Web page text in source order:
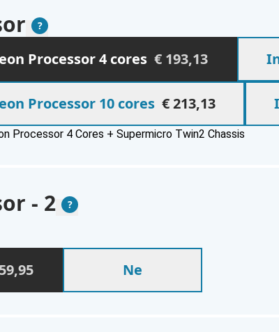
?
Processor 4 cores € 193,13
Processor 10 cores € 213,13
Processor 4 Cores + Supermicro Twin2 Chassis
- 2 ?
from the following sections
Ne